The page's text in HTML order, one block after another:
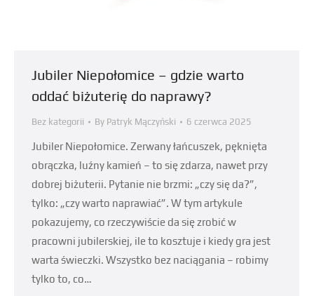
Jubiler Niepołomice – gdzie warto
oddać biżuterię do naprawy?
Bez kategorii By Patryk Mączyński 6 czerwca 2025
Jubiler Niepołomice. Zerwany łańcuszek, pęknięta
obrączka, luźny kamień – to się zdarza, nawet przy
dobrej biżuterii. Pytanie nie brzmi: „czy się da?”,
tylko: „czy warto naprawiać”. W tym artykule
pokazujemy, co rzeczywiście da się zrobić w
pracowni jubilerskiej, ile to kosztuje i kiedy gra jest
warta świeczki. Wszystko bez naciągania – robimy
tylko to, co…